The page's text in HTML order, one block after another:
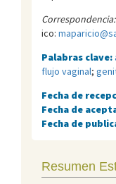
Correspondencia:
ico:
Palabras clave:
flujo vaginal;
Fecha de
Fecha de
Fecha de
Resumen